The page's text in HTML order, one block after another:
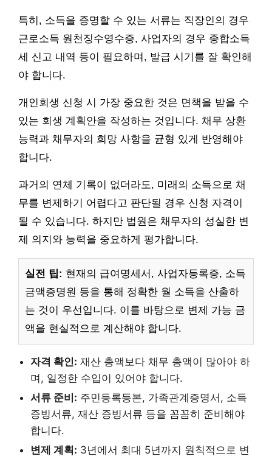
특히, 소득을 증명할 수 있는 서류는 직장인의 경우
근로소득 원천징수영수증, 사업자의 경우 종합소득
세 신고 내역 등이 필요하며, 발급 시기를 잘 확인해
야 합니다.
개인회생 신청 시 가장 중요한 것은 면책을 받을 수
있는 회생 계획안을 작성하는 것입니다. 채무 상환
능력과 채무자의 희망 사항을 균형 있게 반영해야
합니다.
과거의 연체 기록이 없더라도, 미래의 소득으로 채
무를 변제하기 어렵다고 판단될 경우 신청 자격이
될 수 있습니다. 하지만 법원은 채무자의 성실한 변
제 의지와 능력을 중요하게 평가합니다.
실전 팁: 현재의 급여명세서, 사업자등록증, 소득
금액증명원 등을 통해 정확한 월 소득을 산출하
는 것이 우선입니다. 이를 바탕으로 변제 가능 금
액을 현실적으로 계산해야 합니다.
자격 확인: 재산 총액보다 채무 총액이 많아야 하
며, 일정한 수입이 있어야 합니다.
서류 준비: 주민등록등본, 가족관계증명서, 소득
증빙서류, 재산 증빙서류 등을 꼼꼼히 준비해야
합니다.
변제 계획: 3년에서 최대 5년까지 원칙적으로 변